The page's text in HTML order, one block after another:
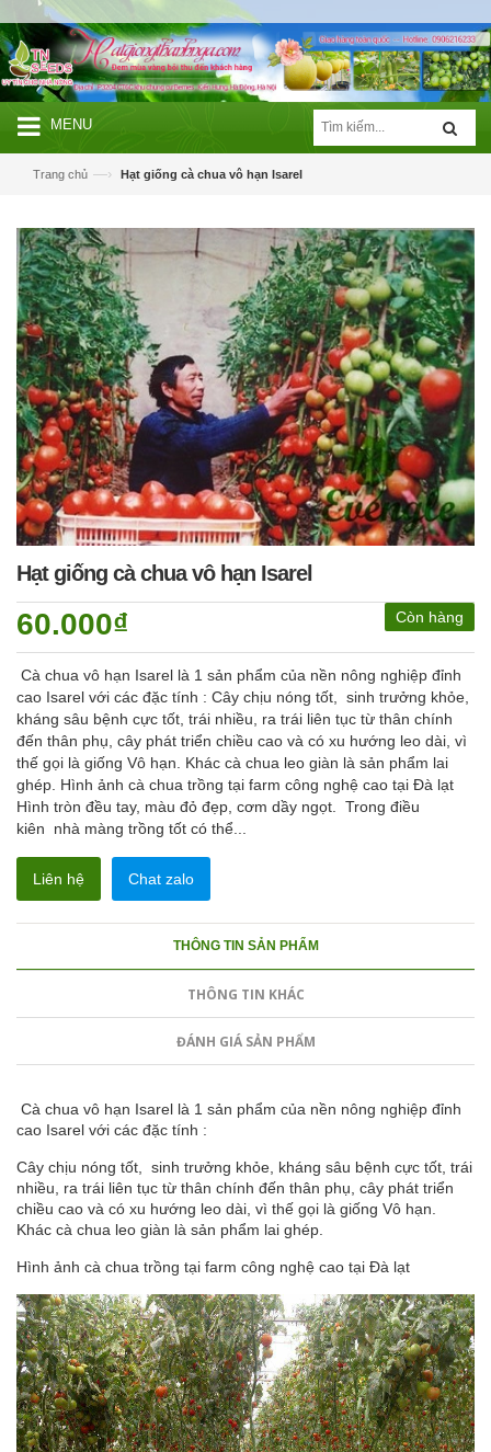
MENU
Trang chủ —› Hạt giống cà chua vô hạn Isarel
Hạt giống cà chua vô hạn Isarel
Còn hàng
60.000₫
Cà chua vô hạn Isarel là 1 sản phẩm của nền nông nghiệp đỉnh
cao Isarel với các đặc tính : Cây chịu nóng tốt, sinh trưởng khỏe,
kháng sâu bệnh cực tốt, trái nhiều, ra trái liên tục từ thân chính
đến thân phụ, cây phát triển chiều cao và có xu hướng leo dài, vì
thế gọi là giống Vô hạn. Khác cà chua leo giàn là sản phẩm lai
ghép. Hình ảnh cà chua trồng tại farm công nghệ cao tại Đà lạt
Hình tròn đều tay, màu đỏ đẹp, cơm dầy ngọt. Trong điều
kiên nhà màng trồng tốt có thể...
Liên hệ Chat zalo
THÔNG TIN SẢN PHẨM
THÔNG TIN KHÁC
ĐÁNH GIÁ SẢN PHẨM
Cà chua vô hạn Isarel là 1 sản phẩm của nền nông nghiệp đỉnh
cao Isarel với các đặc tính :
Cây chịu nóng tốt, sinh trưởng khỏe, kháng sâu bệnh cực tốt, trái
nhiều, ra trái liên tục từ thân chính đến thân phụ, cây phát triển
chiều cao và có xu hướng leo dài, vì thế gọi là giống Vô hạn.
Khác cà chua leo giàn là sản phẩm lai ghép.
Hình ảnh cà chua trồng tại farm công nghệ cao tại Đà lạt